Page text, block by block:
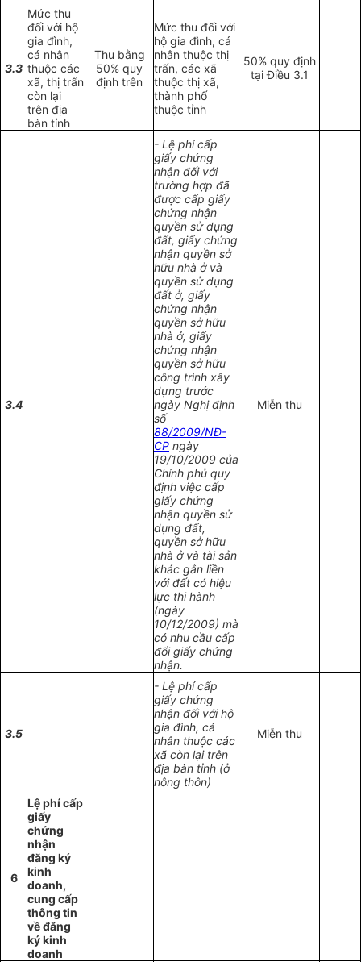
3.3
Mức thu
đối với hộ
gia đình,
cá nhân
thuộc các
xã, thị trấn
còn lại
trên địa
bàn tỉnh
Thu bằng
50% quy
định trên
Mức thu đối với
hộ gia đình, cá
nhân thuộc thị
trấn, các xã
thuộc thị xã,
thành phố
thuộc tỉnh
50% quy định
tại Điều 3.1
3.4
- Lệ phí cấp
giấy chứng
nhận đối với
trường hợp đã
được cấp giấy
chứng nhận
quyền sử dụng
đất, giấy chứng
nhận quyền sở
hữu nhà ở và
quyền sử dụng
đất ở, giấy
chứng nhận
quyền sở hữu
nhà ở, giấy
chứng nhận
quyền sở hữu
công trình xây
dựng trước
ngày Nghị định
số
88/2009/NĐ-
CP ngày
19/10/2009 của
Chính phủ quy
định việc cấp
giấy chứng
nhận quyền sử
dụng đất,
quyền sở hữu
nhà ở và tài sản
khác gắn liền
với đất có hiệu
lực thi hành
(ngày
10/12/2009) mà
có nhu cầu cấp
đổi giấy chứng
nhận.
Miễn thu
3.5
- Lệ phí cấp
giấy chứng
nhận đối với hộ
gia đình, cá
nhân thuộc các
xã còn lại trên
địa bàn tỉnh (ở
nông thôn)
Miễn thu
6
Lệ phí cấp
giấy
chứng
nhận
đăng ký
kinh
doanh,
cung cấp
thông tin
về đăng
ký kinh
doanh